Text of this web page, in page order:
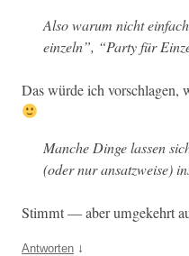
Also warum nicht
einzeln”, “Par­ty für
Das würde ich vorschla­gen,
Manche Dinge lassen
(oder nur ansatzweise)
Stimmt — aber umgekehrt
Antworten ↓